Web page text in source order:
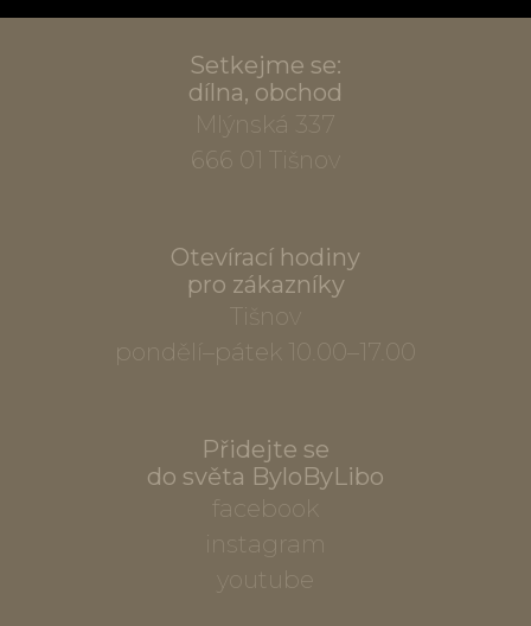
Setkejme se:
dílna, obchod
Mlýnská 337
666 01 Tišnov
Otevírací hodiny
pro zákazníky
Tišnov
pondělí–pátek 10.00–17.00
Přidejte se
do světa ByloByLibo
facebook
instagram
youtube